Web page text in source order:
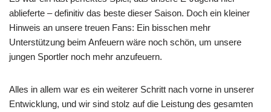
ablieferte – definitiv das beste dieser Saison. Doch ein kleiner
Hinweis an unsere treuen Fans: Ein bisschen mehr
Unterstützung beim Anfeuern wäre noch schön, um unsere
jungen Sportler noch mehr anzufeuern.
Alles in allem war es ein weiterer Schritt nach vorne in unserer
Entwicklung, und wir sind stolz auf die Leistung des gesamten